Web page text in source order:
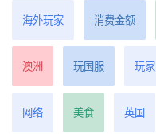
海外玩家 消费金额
澳洲 玩国服 玩家
网络 美食 英国